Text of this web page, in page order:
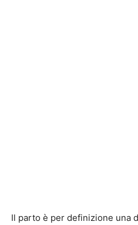
Il parto è per definizione una